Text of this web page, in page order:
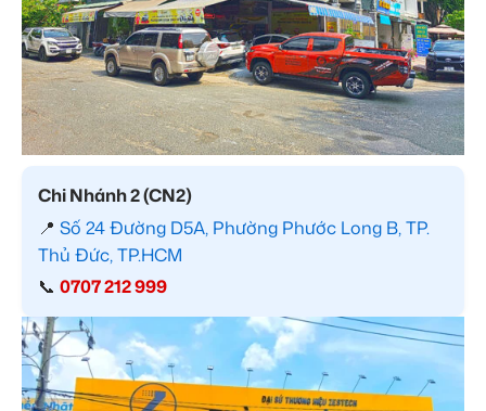
Chi Nhánh 2 (CN2)
📍 Số 24 Đường D5A, Phường Phước Long B, TP.
Thủ Đức, TP.HCM
📞 0707 212 999